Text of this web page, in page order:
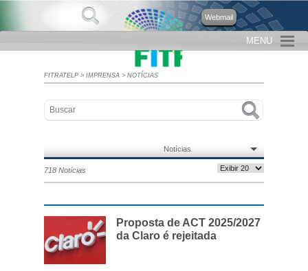
Webmail
MENU
FITRATELP > IMPRENSA > NOTÍCIAS
Notícias
718 Notícias
Proposta de ACT 2025/2027
da Claro é rejeitada